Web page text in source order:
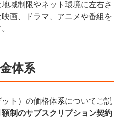
域制限やネット環境に左右さ
画、ドラマ、アニメや番組を
体系
ト）の価格体系についてご説
額制のサブスクリプション契約